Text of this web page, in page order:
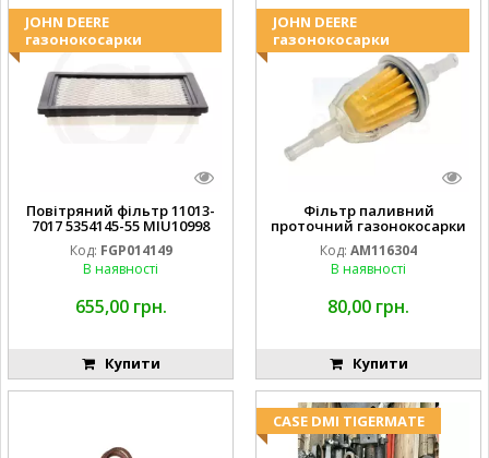
JOHN DEERE
газонокосарки
Повітряний фільтр 11013-
7017 5354145-55 MIU10998
FGP014149
Код: FGP014149
В наявності
655,00 грн.
Купити
JOHN DEERE
газонокосарки
Фільтр паливний
проточний газонокосарки
JOHN DEERE AM116304
GY20709
Код: AM116304
В наявності
80,00 грн.
Купити
CASE DMI TIGERMATE